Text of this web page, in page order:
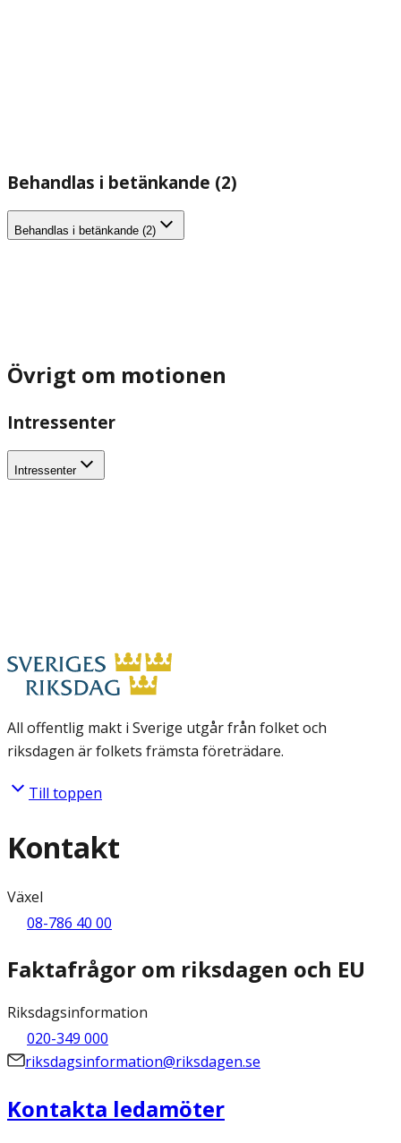
Behandlas i betänkande (2)
Behandlas i betänkande (2)
Övrigt om motionen
Intressenter
Intressenter
All offentlig makt i Sverige utgår från folket och
riksdagen är folkets främsta företrädare.
Till toppen
Kontakt
Växel
08-786 40 00
Faktafrågor om riksdagen och EU
Riksdagsinformation
020-349 000
riksdagsinformation@riksdagen.se
Kontakta ledamöter